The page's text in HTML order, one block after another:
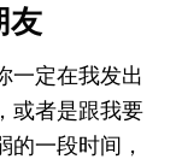
友
一定在我发出
或者是跟我要
的一段时间，